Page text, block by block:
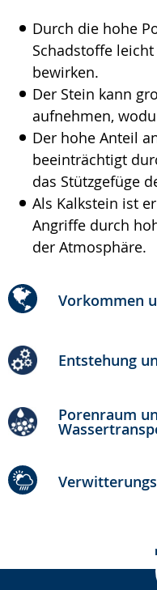
Durch die hohe
Schadstoffe
bewirken.
Der Stein kann
aufnehmen,
Der hohe Anteil
beeinträchtigt
das Stützgefüge
Als Kalkstein ist
Angriffe durch
der Atmosphäre.
Vorkommen
Porenraum